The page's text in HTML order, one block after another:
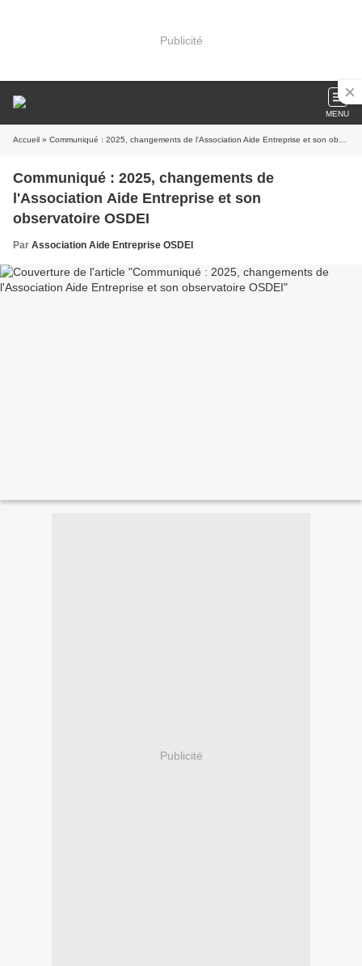
Publicité
MENU
Accueil » Communiqué : 2025, changements de l'Association Aide Entreprise et son observatoire OSDEI
Communiqué : 2025, changements de
l'Association Aide Entreprise et son
observatoire OSDEI
Par Association Aide Entreprise OSDEI
Publicité